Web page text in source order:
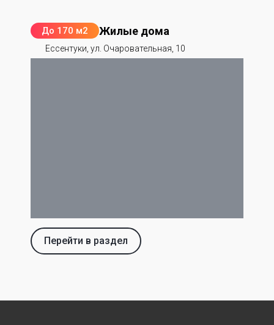
До 170 м2 Жилые дома
Ессентуки, ул. Очаровательная, 10
Перейти в раздел